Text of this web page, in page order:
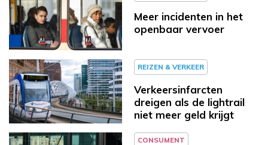
Meer incidenten in het
openbaar vervoer
REIZEN & VERKEER
Verkeersinfarcten
dreigen als de lightrail
niet meer geld krijgt
CONSUMENT